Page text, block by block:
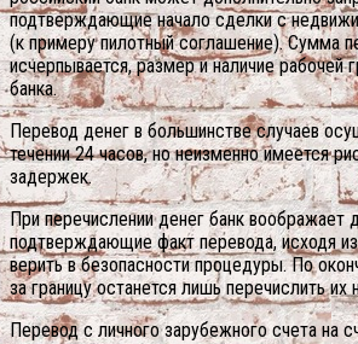
подтверждающие начало сделки с
(к примеру пилотный соглашение). Сумма
исчерпывается, размер и наличие рабочей
банка.
Перевод денег в большинстве случаев
течении 24 часов, но неизменно имеется
задержек.
При перечислении денег банк воображает
подтверждающие факт перевода, исходя
верить в безопасности процедуры. По
за границу останется лишь перечислить их
Перевод с личного зарубежного счета на